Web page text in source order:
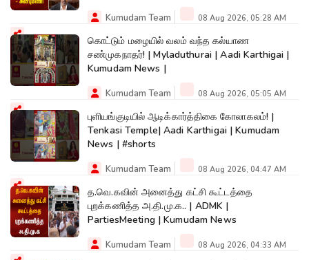
Kumudam Team 08 Aug 2026, 05:28 AM
கொட்டும் மழையில் வலம் வந்த கல்யாண
சண்முகநாதர்! | Myladuthurai | Aadi Karthigai |
Kumudam News |
Kumudam Team 08 Aug 2026, 05:05 AM
புளியங்குடியில் ஆடிக்கார்த்திகை கோலாகலம்! |
Tenkasi Temple| Aadi Karthigai | Kumudam
News | #shorts
Kumudam Team 08 Aug 2026, 04:47 AM
த.வெ.கவின் அனைத்து கட்சி கூட்டத்தை
புறக்கணித்த அ.தி.மு.க.. | ADMK |
PartiesMeeting | Kumudam News
Kumudam Team 08 Aug 2026, 04:33 AM